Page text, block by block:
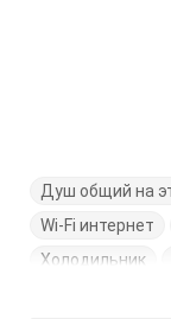
Душ общий на
Wi-Fi интернет
Холодильник